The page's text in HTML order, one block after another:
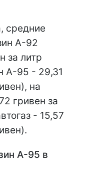
средние
А-92
за литр
А-95 - 29,31
на
гривен за
- 15,57
А-95 в